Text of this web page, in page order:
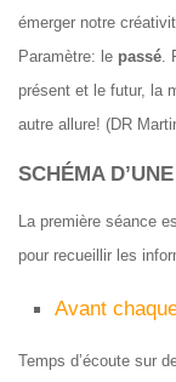
émerger notre
Paramètre: le passé.
présent et le futur, la
autre allure! (DR
SCHÉMA
La première séance
pour recueillir les
Avant
Temps d’écoute sur